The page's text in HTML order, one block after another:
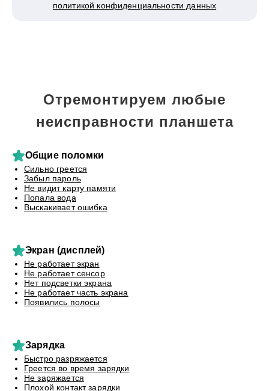
политикой конфиденциальности данных
Отремонтируем любые
неисправности планшета
Общие поломки
Сильно греется
Забыл пароль
Не видит карту памяти
Попала вода
Выскакивает ошибка
Экран (дисплей)
Не работает экран
Не работает сенсор
Нет подсветки экрана
Не работает часть экрана
Появились полосы
Зарядка
Быстро разряжается
Греется во время зарядки
Не заряжается
Плохой контакт зарядки